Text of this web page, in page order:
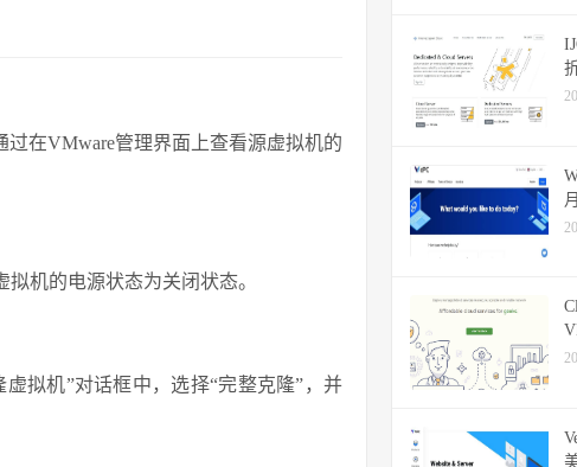
在VMware管理界面上查看源虚拟机的
机的电源状态为关闭状态。
虚拟机”对话框中，选择“完整克隆”，并